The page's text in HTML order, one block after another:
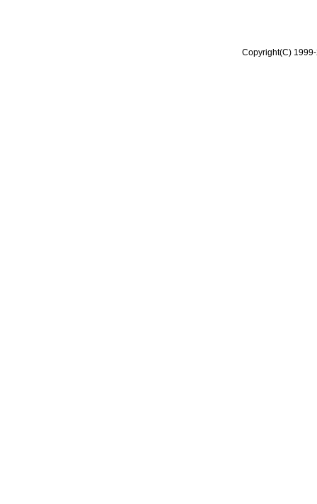
Copyright(C)